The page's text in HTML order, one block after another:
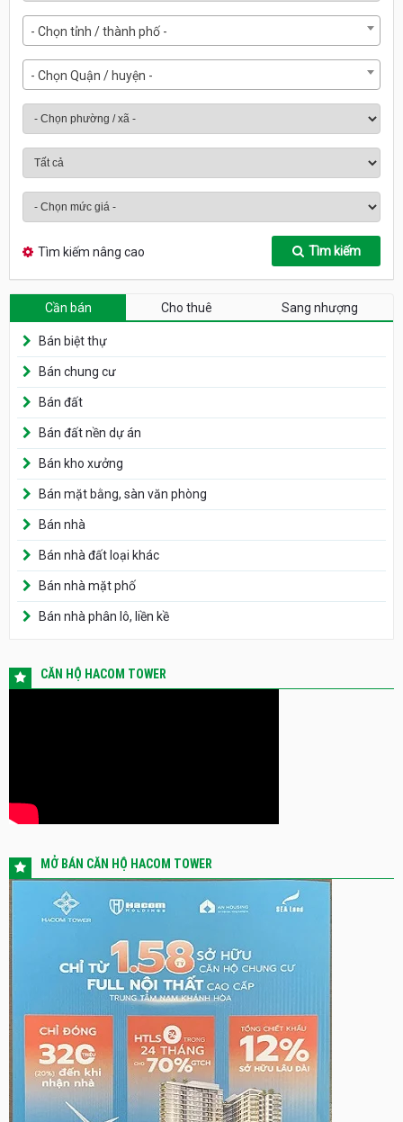
- Chọn tỉnh / thành phố -
- Chọn Quận / huyện -
Tìm kiếm nâng cao Tìm kiếm
Cần bán Cho thuê Sang nhượng
Bán biệt thự
Bán chung cư
Bán đất
Bán đất nền dự án
Bán kho xưởng
Bán mặt bằng, sàn văn phòng
Bán nhà
Bán nhà đất loại khác
Bán nhà mặt phố
Bán nhà phân lô, liền kề
CĂN HỘ HACOM TOWER
MỞ BÁN CĂN HỘ HACOM TOWER